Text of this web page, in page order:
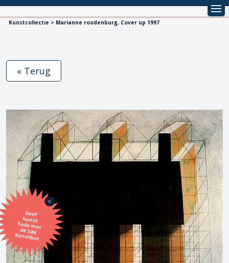
Kunstcollectie > Marianne roodenburg, Cover up 1997
Geef
kunst
kado met
de SBK
Kunstbon
« Terug